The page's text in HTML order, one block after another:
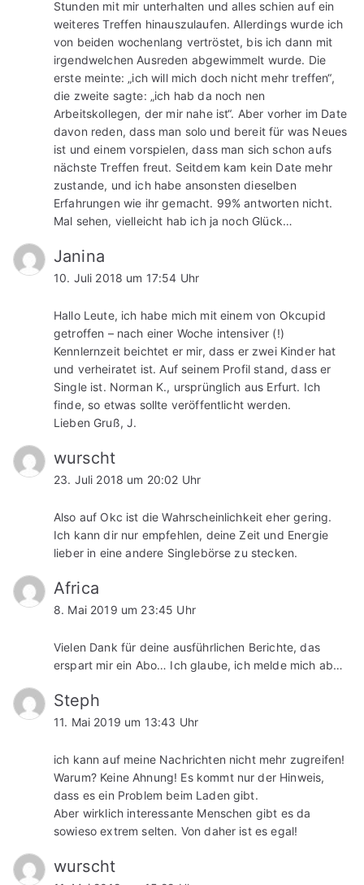
Stunden mit mir unterhalten und alles schien auf ein
weiteres Treffen hinauszulaufen. Allerdings wurde ich
von beiden wochenlang vertröstet, bis ich dann mit
irgendwelchen Ausreden abgewimmelt wurde. Die
erste meinte: „ich will mich doch nicht mehr treffen“,
die zweite sagte: „ich hab da noch nen
Arbeitskollegen, der mir nahe ist“. Aber vorher im Date
davon reden, dass man solo und bereit für was Neues
ist und einem vorspielen, dass man sich schon aufs
nächste Treffen freut. Seitdem kam kein Date mehr
zustande, und ich habe ansonsten dieselben
Erfahrungen wie ihr gemacht. 99% antworten nicht.
Mal sehen, vielleicht hab ich ja noch Glück…
Janina
10. Juli 2018 um 17:54 Uhr
Hallo Leute, ich habe mich mit einem von Okcupid
getroffen – nach einer Woche intensiver (!)
Kennlernzeit beichtet er mir, dass er zwei Kinder hat
und verheiratet ist. Auf seinem Profil stand, dass er
Single ist. Norman K., ursprünglich aus Erfurt. Ich
finde, so etwas sollte veröffentlicht werden.
Lieben Gruß, J.
wurscht
23. Juli 2018 um 20:02 Uhr
Also auf Okc ist die Wahrscheinlichkeit eher gering.
Ich kann dir nur empfehlen, deine Zeit und Energie
lieber in eine andere Singlebörse zu stecken.
Africa
8. Mai 2019 um 23:45 Uhr
Vielen Dank für deine ausführlichen Berichte, das
erspart mir ein Abo… Ich glaube, ich melde mich ab…
Steph
11. Mai 2019 um 13:43 Uhr
ich kann auf meine Nachrichten nicht mehr zugreifen!
Warum? Keine Ahnung! Es kommt nur der Hinweis,
dass es ein Problem beim Laden gibt.
Aber wirklich interessante Menschen gibt es da
sowieso extrem selten. Von daher ist es egal!
wurscht